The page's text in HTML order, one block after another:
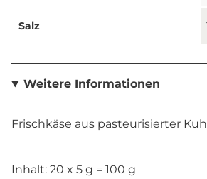
Salz
Weitere Informationen
Frischkäse aus pasteurisierter
Inhalt: 20 x 5 g = 100 g